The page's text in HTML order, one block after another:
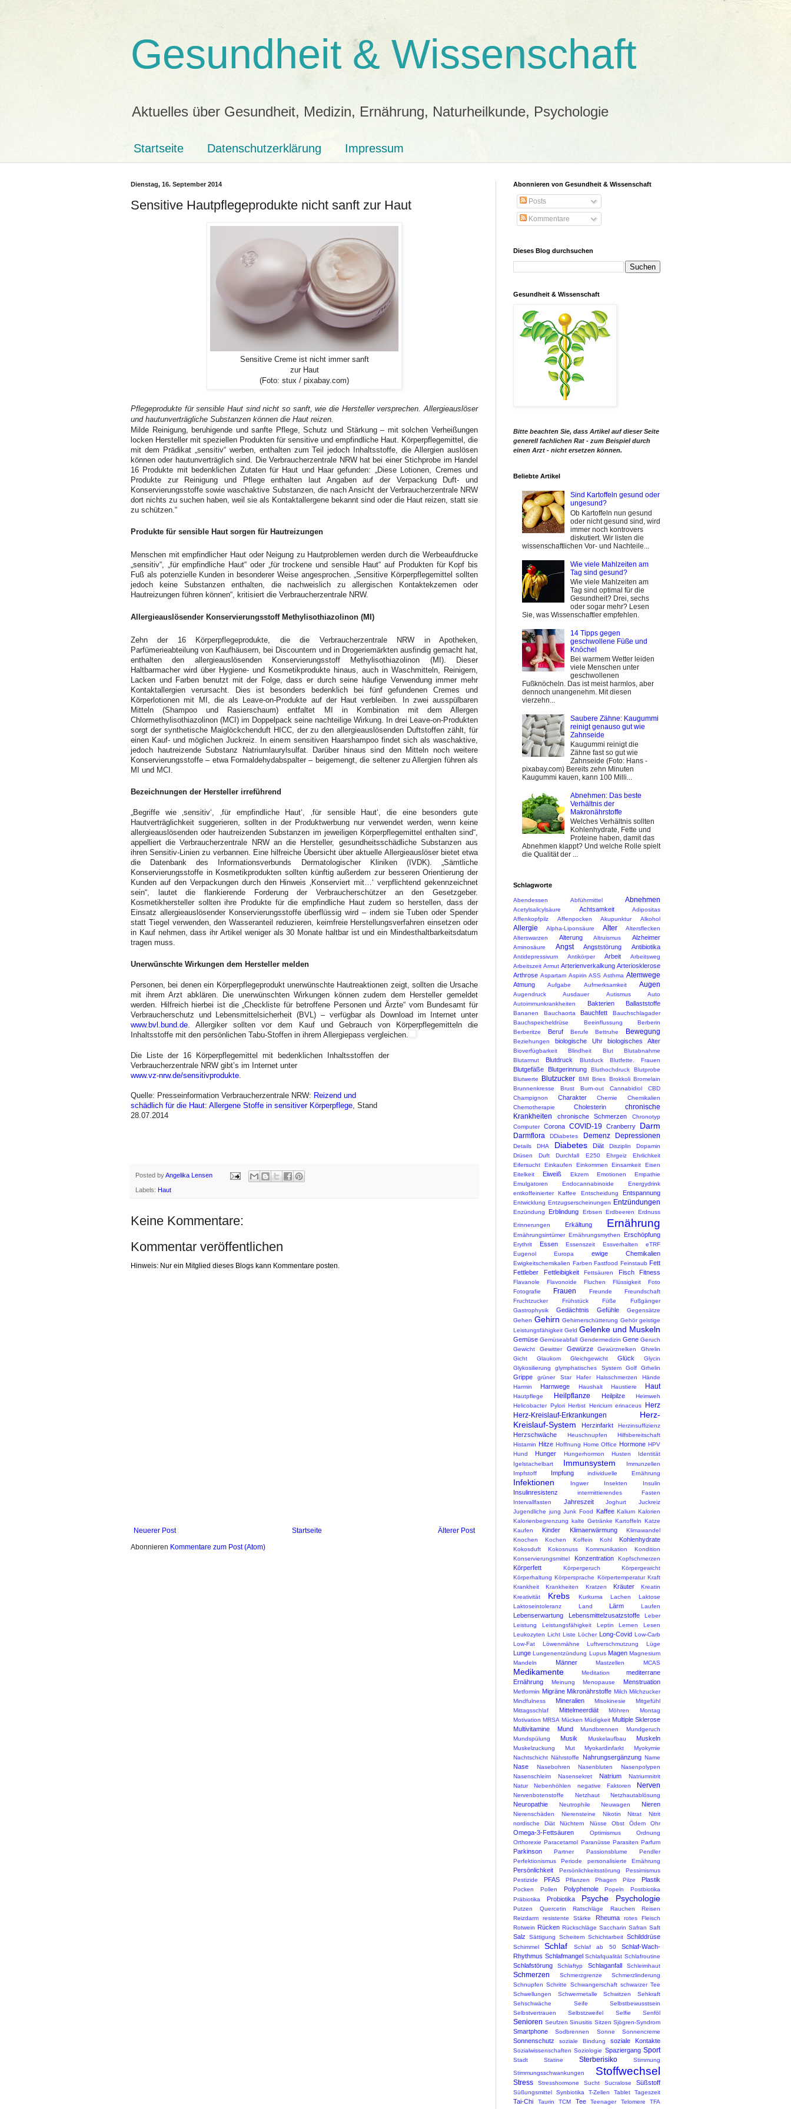
Gesundheit & Wissenschaft
Aktuelles über Gesundheit, Medizin, Ernährung, Naturheilkunde, Psychologie
Startseite Datenschutzerklärung Impressum
Dienstag, 16. September 2014
Sensitive Hautpflegeprodukte nicht sanft zur Haut
Sensitive Creme ist nicht immer sanft
zur Haut
(Foto: stux / pixabay.com)
Pflegeprodukte für sensible Haut sind nicht so sanft, wie die Hersteller versprechen. Allergieauslöser
und hautunverträgliche Substanzen können die Haut reizen.
Milde Reinigung, beruhigende und sanfte Pflege, Schutz und Stärkung – mit solchen Verheißungen
locken Hersteller mit speziellen Produkten für sensitive und empfindliche Haut. Körperpflegemittel, die
mit dem Prädikat „sensitiv“ werben, enthalten zum Teil jedoch Inhaltsstoffe, die Allergien auslösen
können oder hautunverträglich sind. Die Verbraucherzentrale NRW hat bei einer Stichprobe im Handel
16 Produkte mit bedenklichen Zutaten für Haut und Haar gefunden: „Diese Lotionen, Cremes und
Produkte zur Reinigung und Pflege enthalten laut Angaben auf der Verpackung Duft- und
Konservierungsstoffe sowie waschaktive Substanzen, die nach Ansicht der Verbraucherzentrale NRW
dort nichts zu suchen haben, weil sie als Kontaktallergene bekannt sind oder die Haut reizen, statt sie
zu schützen.“
Produkte für sensible Haut sorgen für Hautreizungen
Menschen mit empfindlicher Haut oder Neigung zu Hautproblemen werden durch die Werbeaufdrucke
„sensitiv“, „für empfindliche Haut“ oder „für trockene und sensible Haut“ auf Produkten für Kopf bis
Fuß als potenzielle Kunden in besonderer Weise angesprochen. „Sensitive Körperpflegemittel sollten
jedoch keine Substanzen enthalten, die nachweislich zu allergischen Kontaktekzemen oder
Hautreizungen führen können“, kritisiert die Verbraucherzentrale NRW.
Allergieauslösender Konservierungsstoff Methylisothiazolinon (MI)
Zehn der 16 Körperpflegeprodukte, die die Verbraucherzentrale NRW in Apotheken,
Parfümerieabteilung von Kaufhäusern, bei Discountern und in Drogeriemärkten ausfindig gemacht hat,
enthalten den allergieauslösenden Konservierungsstoff Methylisothiazolinon (MI). Dieser
Haltbarmacher wird über Hygiene- und Kosmetikprodukte hinaus, auch in Waschmitteln, Reinigern,
Lacken und Farben benutzt mit der Folge, dass er durch seine häufige Verwendung immer mehr
Kontaktallergien verursacht. Dies ist besonders bedenklich bei fünf gefundenen Cremes und
Körperlotionen mit MI, die als Leave-on-Produkte auf der Haut verbleiben. In zwei ausspülbaren
Mitteln (Shampoo und Rasierschaum) entfaltet MI in Kombination mit dem Allergen
Chlormethylisothiazolinon (MCI) im Doppelpack seine nachteilige Wirkung. In drei Leave-on-Produkten
sorgt der synthetische Maiglöckchenduft HICC, der zu den allergieauslösenden Duftstoffen zählt, für
einen Kauf- und möglichen Juckreiz. In einem sensitiven Haarshampoo findet sich als waschaktive,
jedoch hautreizende Substanz Natriumlaurylsulfat. Darüber hinaus sind den Mitteln noch weitere
Konservierungsstoffe – etwa Formaldehydabspalter – beigemengt, die seltener zu Allergien führen als
MI und MCI.
Bezeichnungen der Hersteller irreführend
„Begriffe wie ‚sensitiv‘, ‚für empfindliche Haut‘, ‚für sensible Haut‘, die eine besonders gute
Hautverträglichkeit suggerieren, sollten in der Produktwerbung nur verwendet werden, wenn keine
allergieauslösenden oder hautreizenden Substanzen im jeweiligen Körperpflegemittel enthalten sind“,
appelliert die Verbraucherzentrale NRW an die Hersteller, gesundheitsschädliche Substanzen aus
ihren Sensitiv-Linien zu verbannen. Eine hilfreiche Übersicht über aktuelle Allergieauslöser bietet etwa
die Datenbank des Informationsverbunds Dermatologischer Kliniken (IVDK). „Sämtliche
Konservierungsstoffe in Kosmetikprodukten sollten künftig außerdem zur besseren Orientierung der
Kunden auf den Verpackungen durch den Hinweis ‚Konserviert mit…‘ verpflichtend gekennzeichnet
sein“, lautet die flankierende Forderung der Verbraucherschützer an den Gesetzgeber.
Kosmetikhersteller sollten ihre Produkte für die empfindliche Haut zudem so herstellen, dass der
Einsatz allergieauslösender Konservierungsstoffe überflüssig wird – indem sie Tuben oder Spender
statt Tiegel verwenden, den Wasseranteil reduzieren, keimfreie Herstellungsverfahren einsetzen oder
in Kauf nehmen, dass ihr Artikel weniger als 30 Monate haltbar ist und ein Mindesthaltbarkeitsdatum
tragen muss.
Unerwünschte Wirkungen dem Hersteller melden
Personen, bei denen ein Körperpflegeprodukt unerwünschte Hautreaktionen zeigt, sollten die Ursache
mit ihrem Arzt abklären. Die unerwünschten Wirkungen können zudem dem Hersteller gemeldet
werden. Hilfreich hierbei ist die „Checkliste für betroffene Personen und Ärzte“ vom Bundesamt für
Verbraucherschutz und Lebensmittelsicherheit (BVL) – verfügbar als Download im Internet unter
www.bvl.bund.de. Allergiker sollten vor dem Kauf und Gebrauch von Körperpflegemitteln die
Inhaltsstoffe mit den persönlichen Tabu-Stoffen in ihrem Allergiepass vergleichen.
Die Liste der 16 Körperpflegemittel mit bedenklichen Inhaltsstoffen der
Verbraucherzentrale NRW gibt’s im Internet unter
www.vz-nrw.de/sensitivprodukte.
Quelle: Presseinformation Verbraucherzentrale NRW: Reizend und
schädlich für die Haut: Allergene Stoffe in sensitiver Körperpflege, Stand
28.07.2014
Posted byAngelika Lensen
Labels: Haut
Keine Kommentare:
Kommentar veröffentlichen
Hinweis: Nur ein Mitglied dieses Blogs kann Kommentare posten.
Neuerer Post Älterer Post
Startseite
Abonnieren Kommentare zum Post (Atom)
Abonnieren von Gesundheit & Wissenschaft
Posts
Kommentare
Dieses Blog durchsuchen
Gesundheit & Wissenschaft
Bitte beachten Sie, dass Artikel auf dieser Seite
generell fachlichen Rat - zum Beispiel durch
einen Arzt - nicht ersetzen können.
Beliebte Artikel
Sind Kartoffeln gesund oder
ungesund?
Ob Kartoffeln nun gesund
oder nicht gesund sind, wird
immer noch kontrovers
diskutiert. Wir listen die
wissenschaftlichen Vor- und Nachteile...
Wie viele Mahlzeiten am
Tag sind gesund?
Wie viele Mahlzeiten am
Tag sind optimal für die
Gesundheit? Drei, sechs
oder sogar mehr? Lesen
Sie, was Wissenschaftler empfehlen.
14 Tipps gegen
geschwollene Füße und
Knöchel
Bei warmem Wetter leiden
viele Menschen unter
geschwollenen
Fußknöcheln. Das ist meist harmlos, aber
dennoch unangenehm. Mit diesen
vierzehn...
Saubere Zähne: Kaugummi
reinigt genauso gut wie
Zahnseide
Kaugummi reinigt die
Zähne fast so gut wie
Zahnseide (Foto: Hans -
pixabay.com) Bereits zehn Minuten
Kaugummi kauen, kann 100 Milli...
Abnehmen: Das beste
Verhältnis der
Makronährstoffe
Welches Verhältnis sollten
Kohlenhydrate, Fette und
Proteine haben, damit das
Abnehmen klappt? Und welche Rolle spielt
die Qualität der ...
Schlagworte
Abendessen Abführmittel Abnehmen
Acetylsalicylsäure Achtsamkeit
Adipositas
Affenkopfpilz
Affenpocken Akupunktur Alkohol
Allergie Alpha-Liponsäure Alter
Altersflecken
Alterswarzen
Alterung Altruismus Alzheimer
Aminosäure Angst Angststörung Antibiotika
Antidepressivum Antikörper Arbeit
Arbeitsweg
Arbeitszeit Armut Arterienverkalkung Arteriosklerose
Arthrose Aspartam Aspirin ASS Asthma Atemwege
Atmung Aufgabe Aufmerksamkeit Augen
Augendruck Ausdauer Autismus
Auto
Autoimmunkrankheiten
Bakterien Ballaststoffe
Bananen Bauchaorta Bauchfett
Bauchschlagader
Bauchspeicheldrüse
Beeinflussung
Berberin
Berberitze
Beruf Berufe Bettruhe Bewegung
Beziehungen biologische Uhr biologisches Alter
Bioverfügbarkeit Blindheit Blut
Blutabnahme
Blutarmut
Blutdruck Blutduck Blutfette. Frauen
Blutgefäße Blutgerinnung Bluthochdruck
Blutprobe
Blutwerte
Blutzucker BMI Bries Brokkoli Bromelain
Brunnenkresse
Brust Burn-out Cannabidiol
CBD
Champignon
Charakter Chemie
Chemikalien
Chemotherapie
Cholesterin
chronische
Krankheiten
chronische Schmerzen
Chronotyp
Computer
Corona COVID-19 Cranberry Darm
Darmflora DDiabetes Demenz Depressionen
Details DHA Diabetes Diät Disziplin
Dopamin
Drüsen
Duft Durchfall E250 Ehrgeiz
Ehrlichkeit
Eifersucht
Einkaufen Einkommen Einsamkeit
Eisen
Eitelkeit
Eiweiß Ekzem Emotionen
Empathie
Emulgatoren
Endocannabinoide
Energydrink
entkoffeinierter Kaffee
Entscheidung Entspannung
Entwicklung Entzugserscheinungen Entzündungen
Enzündung Erblindung Erbsen Erdbeeren
Erdnuss
Erinnerungen
Erkältung Ernährung
Ernährungsirrtümer Ernährungsmythen Erschöpfung
Erythrit Essen Essenszeit Essverhalten
eTRF
Eugenol
Europa ewige Chemikalien
Ewigkeitschemikalien Farben Fastfood Feinstaub Fett
Fettleber
Fettleibigkeit Fettsäuren Fisch Fitness
Flavanole Flavonoide Fluchen Flüssigkeit
Foto
Fotografie
Frauen Freunde
Freundschaft
Fruchtzucker
Frühstück Füße
Fußgänger
Gastrophysik
Gedächtnis Gefühle
Gegensätze
Gehen Gehirn Gehirnerschütterung Gehör geistige
Leistungsfähigkeit Geld Gelenke und Muskeln
Gemüse Gemüseabfall Gendermedizin Gene Geruch
Gewicht
Gewitter Gewürze Gewürznelken
Ghrelin
Gicht
Glaukom Gleichgewicht Glück
Glycin
Glykosilierung
glymphatisches System Golf Grhelin
Grippe grüner Star Hafer Halsschmerzen
Hände
Harmin
Harnwege Haushalt Haustiere Haut
Hautpflege Heilpflanze Heilpilze
Heimweh
Helicobacter Pylori Herbst Hericium erinaceus
Herz
Herz-Kreislauf-Erkrankungen
Herz-
Kreislauf-System
Herzinfarkt Herzinsuffizienz
Herzschwäche Heuschnupfen
Hilfsbereitschaft
Histamin Hitze Hoffnung Home Office Hormone HPV
Hund
Hunger Hungerhormon Husten
Identität
Igelstachelbart
Immunsystem
Immunzellen
Impfstoff
Impfung individuelle Ernährung
Infektionen Ingwer Insekten Insulin
Insulinresistenz
intermittierendes Fasten
Intervallfasten
Jahreszeit Joghurt
Juckreiz
Jugendliche jung Junk Food Kaffee Kalium Kalorien
Kalorienbegrenzung kalte Getränke Kartoffeln Katze
Kaufen
Kinder Klimaerwärmung
Klimawandel
Knochen
Kochen Koffein Kohl Kohlenhydrate
Kokosduft Kokosnuss Kommunikation
Kondition
Konservierungsmittel
Konzentration Kopfschmerzen
Körperfett Körpergeruch
Körpergewicht
Körperhaltung Körpersprache Körpertemperatur Kraft
Krankheit
Krankheiten Kratzen Kräuter
Kreatin
Kreativität
Krebs Kurkuma Lachen
Laktose
Laktoseintoleranz
Land Lärm Laufen
Lebenserwartung Lebensmittelzusatzstoffe
Leber
Leistung
Leistungsfähigkeit Leptin Lernen
Lesen
Leukozyten Licht Liste Löcher Long-Covid Low-Carb
Low-Fat
Löwenmähne Luftverschmutzung Lüge
Lunge Lungenentzündung Lupus Magen Magnesium
Mandeln
Männer Mastzellen MCAS
Medikamente Meditation
mediterrane
Ernährung
Meinung Menopause Menstruation
Metformin Migräne Mikronährstoffe Milch Milchzucker
Mindfulness
Mineralien Misokinesie
Mitgefühl
Mittagsschlaf
Mittelmeerdiät Möhren
Montag
Motivation MRSA Mücken Müdigkeit Multiple Sklerose
Multivitamine
Mund Mundbrennen
Mundgeruch
Mundspülung
Musik Muskelaufbau Muskeln
Muskelzuckung Mut Myokardinfarkt
Myokymie
Nachtschicht Nährstoffe Nahrungsergänzung Name
Nase Nasebohren Nasenbluten
Nasenpolypen
Nasenschleim
Nasensekret Natrium
Natriumnitrit
Natur
Nebenhöhlen negative Faktoren Nerven
Nervenbotenstoffe Netzhaut Netzhautablösung
Neuropathie Neutrophile Neuwagen Nieren
Nierenschäden Nierensteine Nikotin Nitrat
Nitrit
nordische Diät
Nüchtern Nüsse Obst Ödem Ohr
Omega-3-Fettsäuren Optimismus
Ordnung
Orthorexie Paracetamol Paranüsse Parasiten Parfum
Parkinson Partner Passionsblume
Pendler
Perfektionismus
Periode personalisierte Ernährung
Persönlichkeit Persönlichkeitsstörung
Pessimismus
Pestizide
PFAS Pflanzen Phagen Pilze Plastik
Pocken Pollen Polyphenole Popeln
Postbiotika
Präbiotika
Probiotika Psyche Psychologie
Putzen Quercetin Ratschläge Rauchen
Reisen
Reizdarm
resistente Stärke Rheuma
rotes Fleisch
Rotwein Rücken Rückschläge Saccharin Safran Saft
Salz Sättigung Scheitern Schichtarbeit Schilddrüse
Schimmel Schlaf Schlaf ab 50
Schlaf-Wach-
Rhythmus Schlafmangel Schlafqualität Schlafroutine
Schlafstörung Schlaftyp Schlaganfall Schleimhaut
Schmerzen Schmerzgrenze
Schmerzlinderung
Schnupfen Schritte Schwangerschaft schwarzer Tee
Schwellungen
Schwermetalle Schwitzen
Sehkraft
Sehschwäche
Seife
Selbstbewusstsein
Selbstvertrauen
Selbstzweifel Selfie Senföl
Senioren Seufzen Sinusitis Sitzen Sjögren-Syndrom
Smartphone Sodbrennen Sonne Sonnencreme
Sonnenschutz soziale Bindung soziale Kontakte
Sozialwissenschaften Soziologie Spaziergang Sport
Stadt Statine Sterberisiko
Stimmung
Stimmungsschwankungen
Stoffwechsel
Stress Stresshormone Sucht Sucralose Süßstoff
Süßungsmittel Synbiotika T-Zellen Tablet Tageszeit
Tai-Chi Taurin TCM Tee Teenager Telomere
TFA